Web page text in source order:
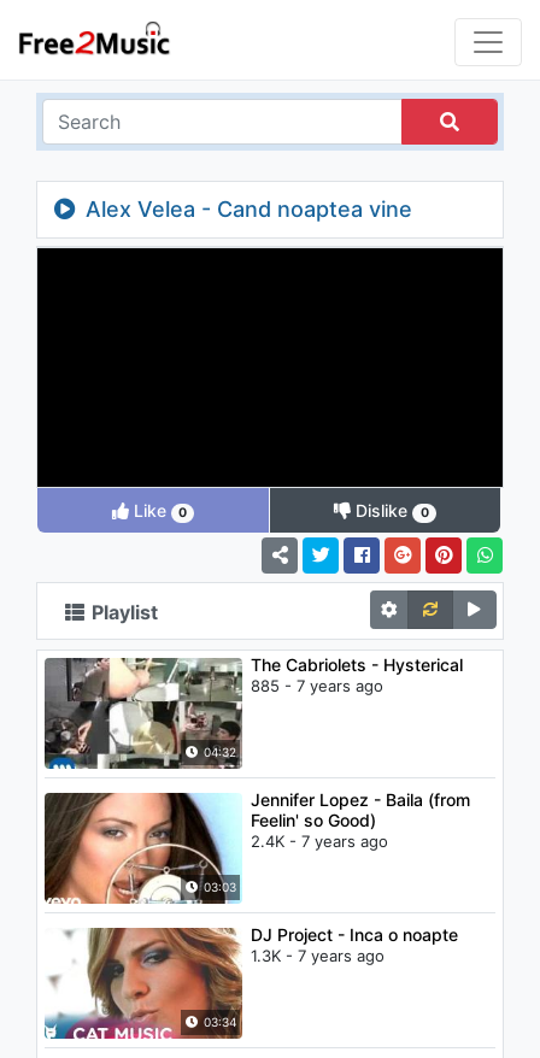
Alex Velea - Cand noaptea vine
Like 0 Dislike 0
Playlist
04:32
The Cabriolets - Hysterical
885 - 7 years ago
03:03
Jennifer Lopez - Baila (from
Feelin' so Good)
2.4K - 7 years ago
03:34
DJ Project - Inca o noapte
1.3K - 7 years ago